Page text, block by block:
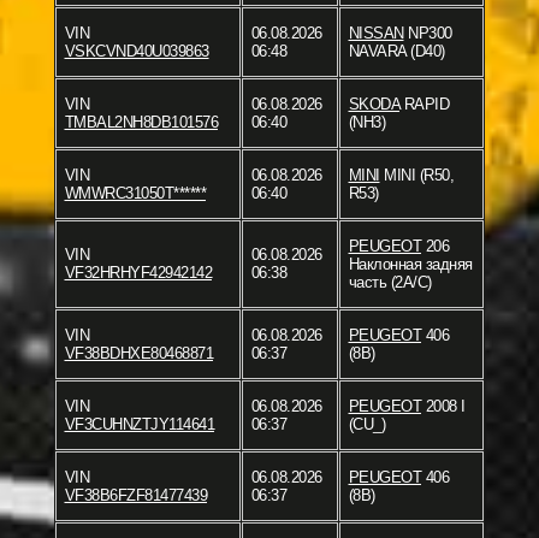
VIN
VSKCVND40U039863
06.08.2026
06:48
NISSAN NP300
NAVARA (D40)
VIN
TMBAL2NH8DB101576
06.08.2026
06:40
SKODARAPID
(NH3)
VIN
WMWRC31050T******
06.08.2026
06:40
MINI MINI (R50,
R53)
VIN
VF32HRHYF42942142
06.08.2026
06:38
PEUGEOT206
Наклонная задняя
часть (2A/C)
VIN
VF38BDHXE80468871
06.08.2026
06:37
PEUGEOT406
(8B)
VIN
VF3CUHNZTJY114641
06.08.2026
06:37
PEUGEOT2008 I
(CU_)
VIN
VF38B6FZF81477439
06.08.2026
06:37
PEUGEOT406
(8B)